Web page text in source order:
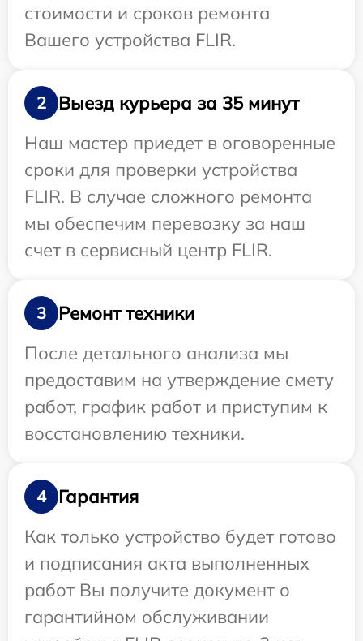
стоимости и сроков ремонта
Вашего устройства FLIR.
2
Выезд курьера за 35 минут
Наш мастер приедет в оговоренные
сроки для проверки устройства
FLIR. В случае сложного ремонта
мы обеспечим перевозку за наш
счет в сервисный центр FLIR.
3
Ремонт техники
После детального анализа мы
предоставим на утверждение смету
работ, график работ и приступим к
восстановлению техники.
4
Гарантия
Как только устройство будет готово
и подписания акта выполненных
работ Вы получите документ о
гарантийном обслуживании